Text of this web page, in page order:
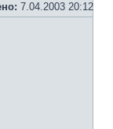
7.04.2003 20:12